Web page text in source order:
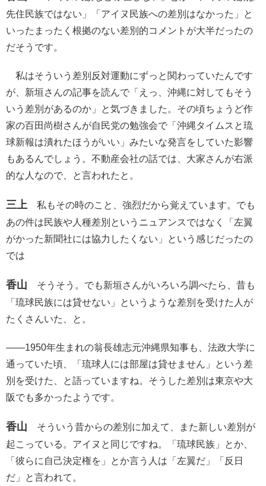
先住民族ではない」「アイヌ民族への差別はなかった」と
いったまったく根拠のない差別的コメントが大半だったの
だそうです。
私はそういう差別反対運動にずっと関わっていたんです
が、新垣さんの記事を読んで「えっ、沖縄に対してもそう
いう差別があるのか」と気づきました。その頃ちょうど作
家の百田尚樹さんが自民党の勉強会で「沖縄タイムスと琉
球新報は潰れたほうがいい」みたいな発言をしていた影響
もあるんでしょう。不動産会社の話では、大家さんが右派
的な人なので、と言われたと。
三上 私もその時のこと、強烈だから覚えています。でも
あの件は民族や人種差別というニュアンスではなく「左翼
がかった新聞社には協力したくない」という感じだったの
では
香山 そうそう。でも新垣さんがいろいろ調べたら、昔も
「琉球民族には貸せない」というような差別を受けた人が
たくさんいた、と。
――1950年生まれの翁長雄志元沖縄県知事も、法政大学に
通っていた頃、「琉球人には部屋は貸せません」という差
別を受けた、と語っていますね。そうした差別は東京や大
阪でも多かったようです。
香山 そういう昔からの差別に加えて、また新しい差別が
起こっている。アイヌと同じですね。「琉球民族」とか、
「彼らに自己決定権を」とか言う人は「左翼だ」「反日
だ」と言われて。